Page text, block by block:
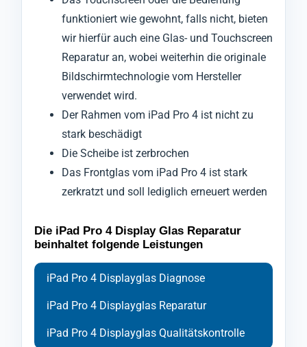
funktioniert wie gewohnt, falls nicht, bieten
wir hierfür auch eine Glas- und Touchscreen
Reparatur an, wobei weiterhin die originale
Bildschirmtechnologie vom Hersteller
verwendet wird.
Der Rahmen vom iPad Pro 4 ist nicht zu
stark beschädigt
Die Scheibe ist zerbrochen
Das Frontglas vom iPad Pro 4 ist stark
zerkratzt und soll lediglich erneuert werden
Die iPad Pro 4 Display Glas Reparatur
beinhaltet folgende Leistungen
iPad Pro 4 Displayglas Diagnose
iPad Pro 4 Displayglas Reparatur
iPad Pro 4 Displayglas Qualitätskontrolle